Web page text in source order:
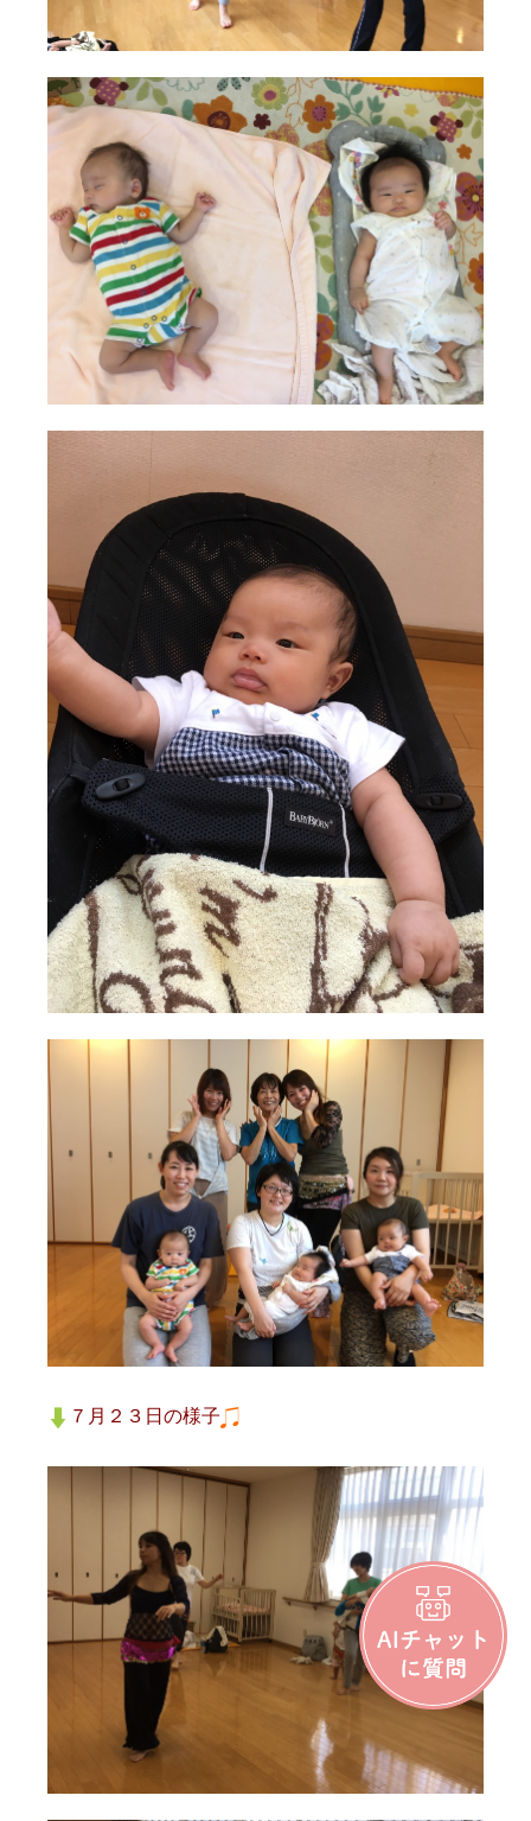
７月２３日の様子